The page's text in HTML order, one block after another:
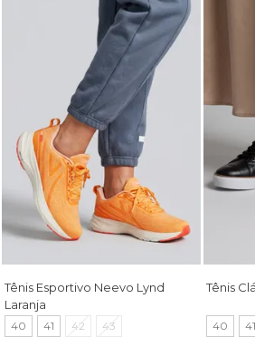
Tênis Esportivo Neevo Lynd
Laranja
40 41 42 43
Tênis
40 41